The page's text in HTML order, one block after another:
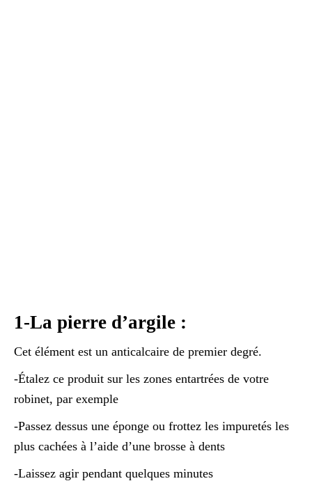
1-La pierre d’argile :
Cet élément est un anticalcaire de premier degré.
-Étalez ce produit sur les zones entartrées de votre
robinet, par exemple
-Passez dessus une éponge ou frottez les impuretés les
plus cachées à l’aide d’une brosse à dents
-Laissez agir pendant quelques minutes